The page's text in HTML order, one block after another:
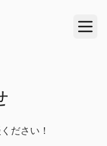
ださい！